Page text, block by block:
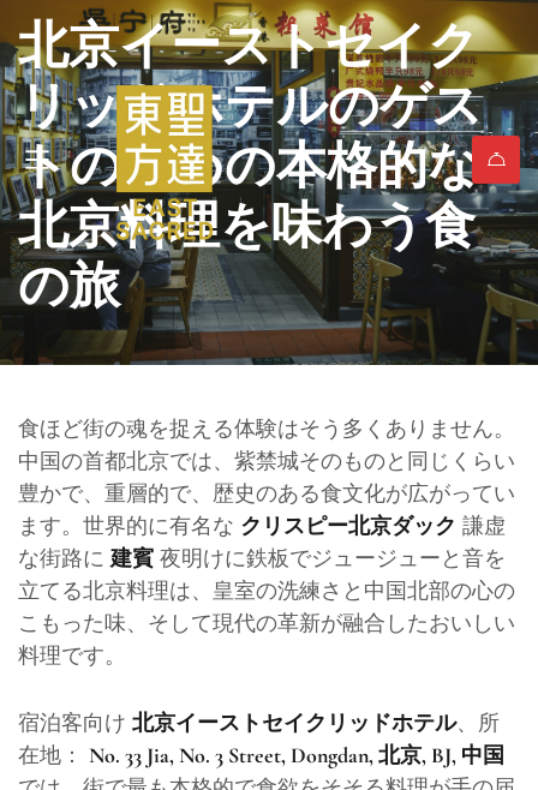
北京イーストセイク
リッドホテルのゲス
トのための本格的な
北京料理を味わう食
の旅
食ほど街の魂を捉える体験はそう多くありません。
中国の首都北京では、紫禁城そのものと同じくらい
豊かで、重層的で、歴史のある食文化が広がってい
ます。世界的に有名な クリスピー北京ダック 謙虚
な街路に建賓 夜明けに鉄板でジュージューと音を
立てる北京料理は、皇室の洗練さと中国北部の心の
こもった味、そして現代の革新が融合したおいしい
料理です。
宿泊客向け 北京イーストセイクリッドホテル、所
在地： No. 33 Jia, No. 3 Street, Dongdan, 北京, BJ, 中国